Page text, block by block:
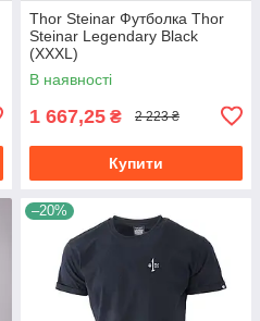
Thor Steinar Футболка Thor
Steinar Legendary Black
(XXXL)
В наявності
1 667,25 ₴ 2 223 ₴
Купити
–20%